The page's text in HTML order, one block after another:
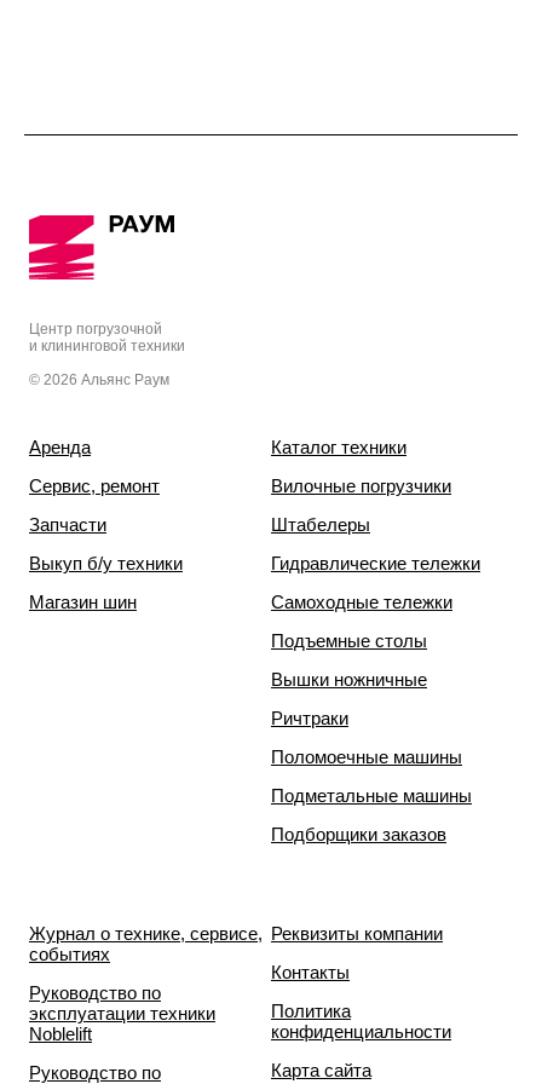
Центр погрузочной
и клининговой техники
© 2026 Альянс Раум
Аренда
Сервис, ремонт
Запчасти
Выкуп б/у техники
Магазин шин
Каталог техники
Вилочные погрузчики
Штабелеры
Гидравлические тележки
Самоходные тележки
Подъемные столы
Вышки ножничные
Ричтраки
Поломоечные машины
Подметальные машины
Подборщики заказов
Журнал о технике, сервисе,
событиях
Руководство по
эксплуатации техники
Noblelift
Руководство по
Реквизиты компании
Контакты
Политика
конфиденциальности
Карта сайта